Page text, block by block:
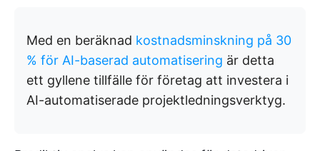
Med en beräknad kostnadsminskning på 30
% för AI-baserad automatisering är detta
ett gyllene tillfälle för företag att investera i
AI-automatiserade projektledningsverktyg.